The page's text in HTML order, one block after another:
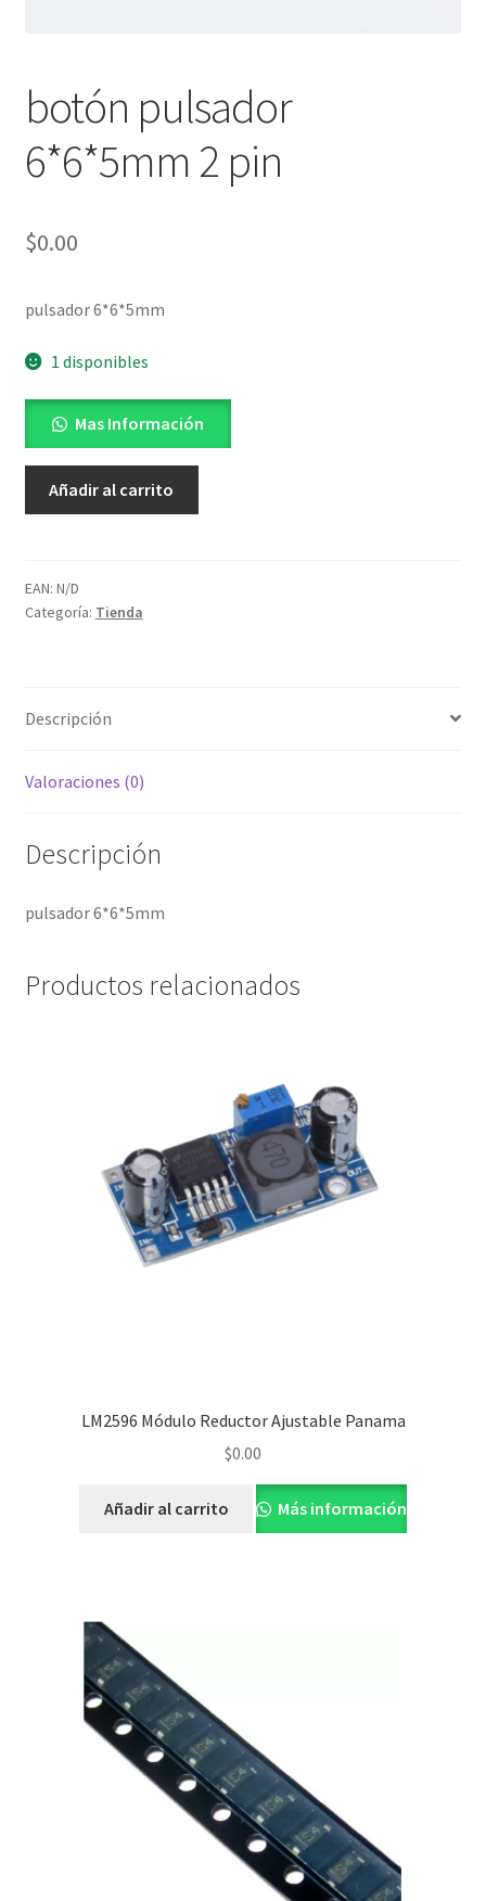
botón pulsador
6*6*5mm 2 pin
$0.00
pulsador 6*6*5mm
1 disponibles
Mas Información
pin
cantidad
Añadir al carrito
EAN: N/D
Categoría: Tienda
Descripción
Valoraciones (0)
Descripción
pulsador 6*6*5mm
Productos relacionados
LM2596 Módulo Reductor Ajustable Panama
$0.00
Añadir al carrito Más información